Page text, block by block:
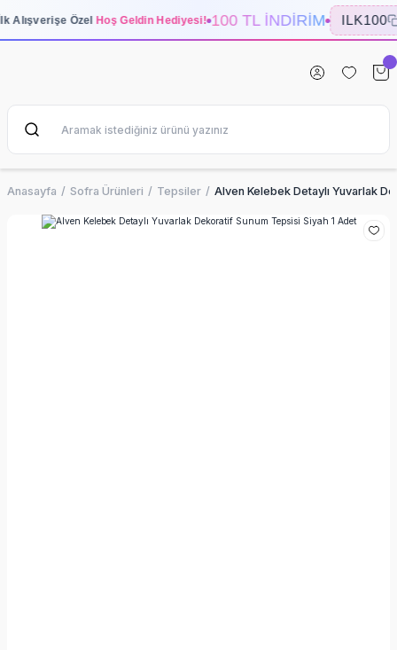
Alışverişe Özel Hoş Geldin Hediyesi! 100 TL İNDİRİM ILK100
Anasayfa Sofra Ürünleri Tepsiler Alven Kelebek Detaylı Yuvarlak